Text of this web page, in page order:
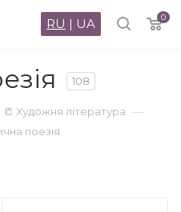
0
RU | UA
108
📒 Художня література —
поезія